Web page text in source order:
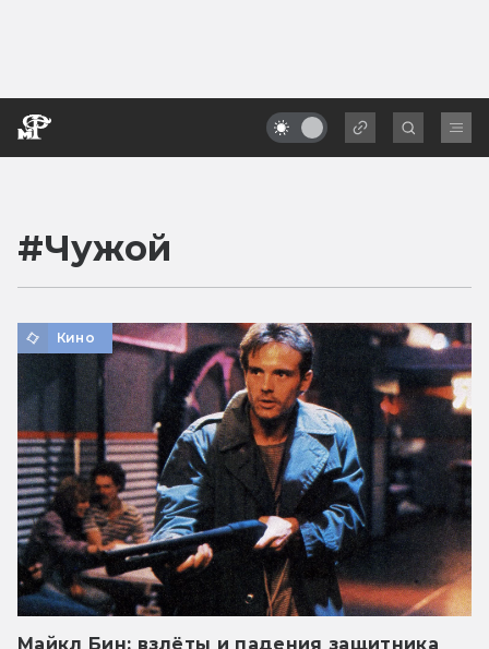
#Чужой
Кино
Майкл Бин: взлёты и падения защитника